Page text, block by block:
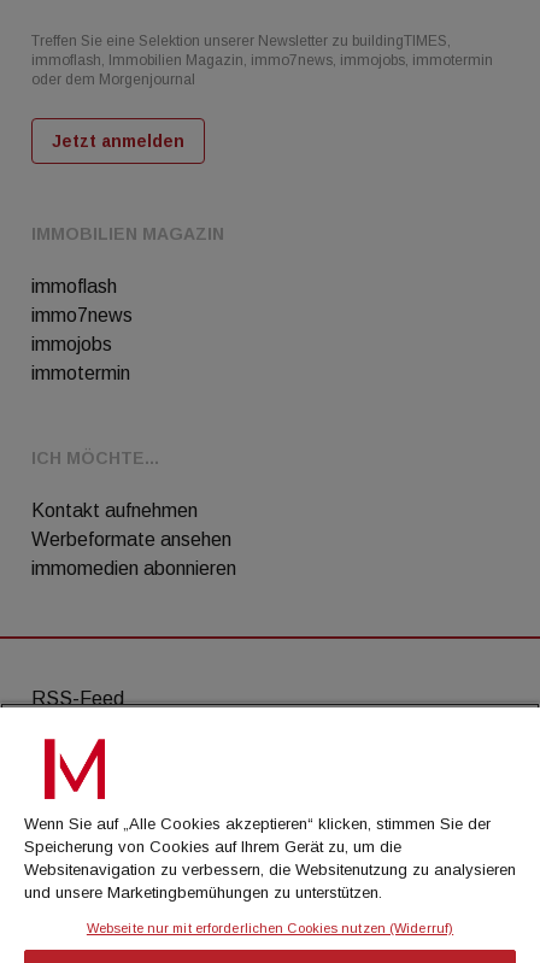
IMMOBILIEN MAGAZIN
immoflash
immo7news
immojobs
immotermin
ICH MÖCHTE...
Kontakt aufnehmen
Werbeformate ansehen
immomedien abonnieren
Treffen Sie eine Selektion unserer Newsletter zu buildingTIMES,
immoflash, Immobilien Magazin, immo7news, immojobs, immotermin
oder dem Morgenjournal
Jetzt anmelden
RSS-Feed
AGB
Datenschutz
Kontakt
Impressum
Wenn Sie auf „Alle Cookies akzeptieren“ klicken, stimmen Sie der
Speicherung von Cookies auf Ihrem Gerät zu, um die
Websitenavigation zu verbessern, die Websitenutzung zu analysieren
und unsere Marketingbemühungen zu unterstützen.
Webseite nur mit erforderlichen Cookies nutzen (Widerruf)